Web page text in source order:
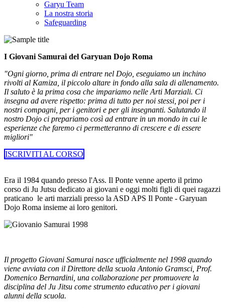
Garyu Team
La nostra storia
Safeguarding
I Giovani Samurai del Garyuan Dojo Roma
"Ogni giorno, prima di entrare nel Dojo, eseguiamo un inchino
rivolti al Kamiza, il piccolo altare in fondo alla sala di allenamento.
Il saluto è la prima cosa che impariamo nelle Arti Marziali. Ci
insegna ad avere rispetto: prima di tutto per noi stessi, poi per i
nostri compagni, per i genitori e per gli insegnanti. Salutando il
nostro Dojo ci prepariamo così ad entrare in un mondo in cui le
esperienze che faremo ci permetteranno di crescere e di essere
migliori"
ISCRIVITI AL CORSO
Era il 1984 quando presso l'Ass. Il Ponte venne aperto il primo
corso di Ju Jutsu dedicato ai giovani e oggi molti figli di quei ragazzi
praticano le arti marziali presso la ASD APS Il Ponte - Garyuan
Dojo Roma insieme ai loro genitori.
Il progetto Giovani Samurai nasce ufficialmente nel 1998 quando
viene avviata con il Direttore della scuola Antonio Gramsci, Prof.
Domenico Bernardini, una collaborazione per promuovere la
disciplina del Ju Jitsu come strumento educativo per i giovani
alunni della scuola.